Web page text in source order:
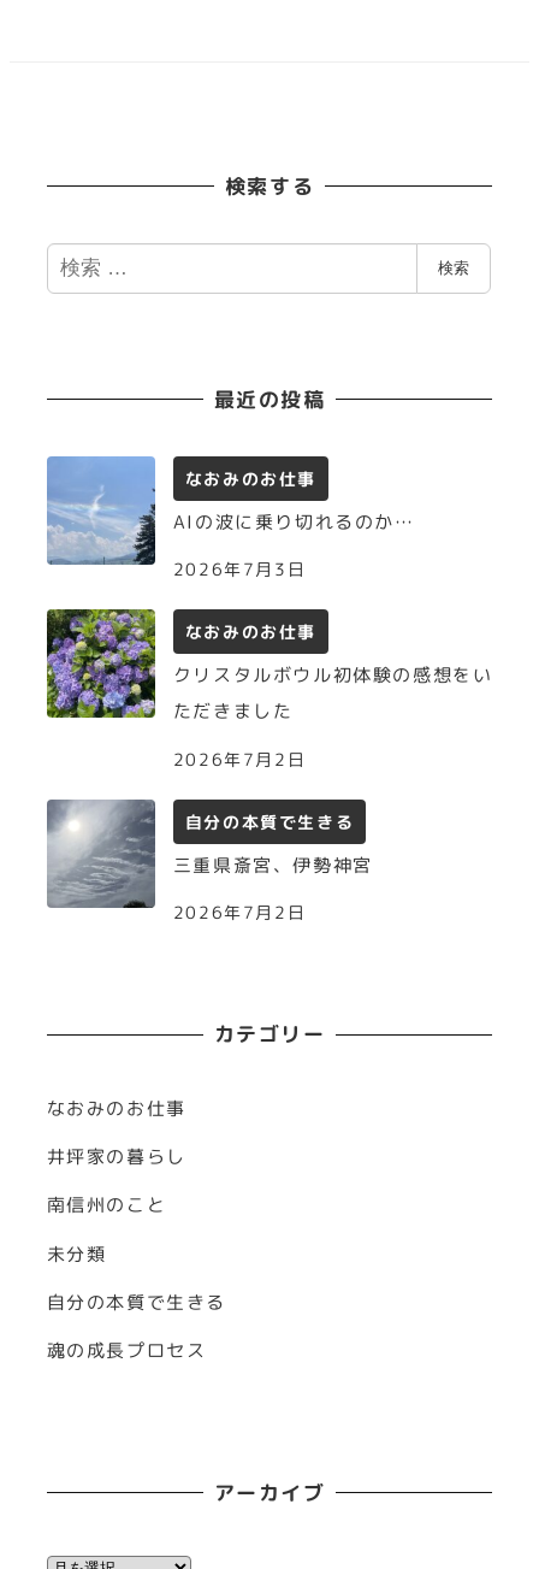
検索する
検
索
検索
最近の投稿
なおみのお仕事
AIの波に乗り切れるのか…
2026年7月3日
なおみのお仕事
クリスタルボウル初体験の感想をい
ただきました
2026年7月2日
自分の本質で生きる
三重県斎宮、伊勢神宮
2026年7月2日
カテゴリー
なおみのお仕事
井坪家の暮らし
南信州のこと
未分類
自分の本質で生きる
魂の成長プロセス
アーカイブ